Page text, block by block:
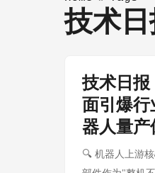
技术
技术日报
面引爆
器人量产
🔍 机器人上游